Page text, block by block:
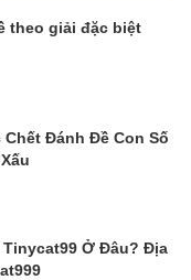
theo giải đặc biệt
Chết Đánh Đề Con Số
Tinycat99 Ở Đâu? Địa